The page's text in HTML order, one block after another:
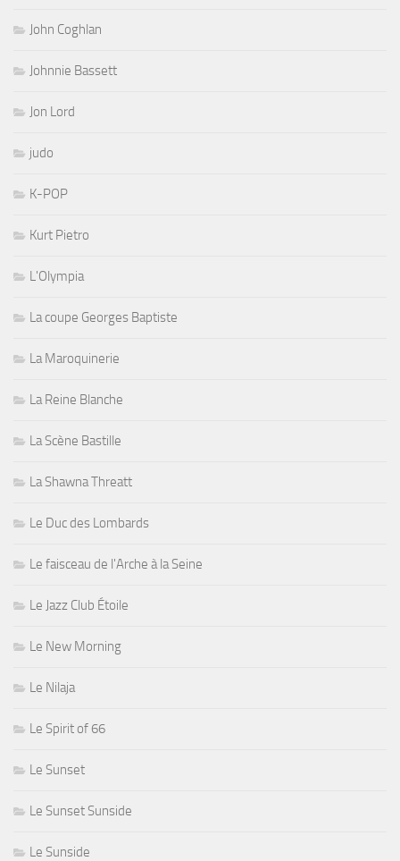
John Coghlan
Johnnie Bassett
Jon Lord
judo
K-POP
Kurt Pietro
L'Olympia
La coupe Georges Baptiste
La Maroquinerie
La Reine Blanche
La Scène Bastille
La Shawna Threatt
Le Duc des Lombards
Le faisceau de l'Arche à la Seine
Le Jazz Club Étoile
Le New Morning
Le Nilaja
Le Spirit of 66
Le Sunset
Le Sunset Sunside
Le Sunside